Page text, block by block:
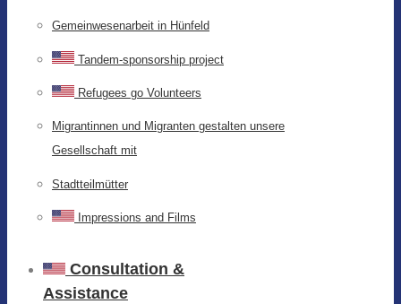
Gemeinwesenarbeit in Hünfeld
Tandem-sponsorship project
Refugees go Volunteers
Migrantinnen und Migranten gestalten unsere
Gesellschaft mit
Stadtteilmütter
Impressions and Films
Consultation &
Assistance